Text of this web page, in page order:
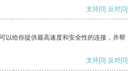
支持[0] 反对[0]
以给你提供最高速度和安全性的连接，并帮
支持[0] 反对[0]